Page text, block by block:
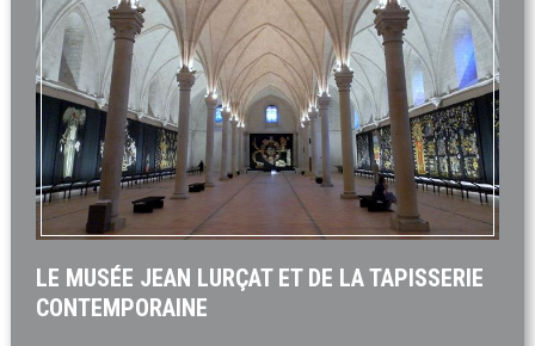
LE MUSÉE JEAN LURÇAT ET DE LA TAPISSERIE
CONTEMPORAINE